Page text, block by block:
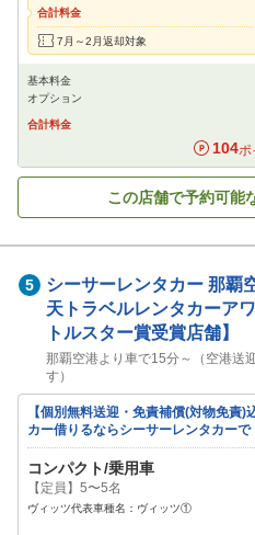
合計料金
7月～2月返却対象
基本料金
オプション
合計料金
104ポ
この店舗で予約可能
5 シーサーレンタカー 那覇
天トラベルレンタカーア
トルスター賞受賞店舗】
那覇空港より車で15分～（空港送
す）
【個別無料送迎・免責補償(対物免責
カー借りるならシーサーレンタカーで
コンパクト/乗用車
【定員】5〜5名
ヴィッツ代表車種名：ヴィッツ①